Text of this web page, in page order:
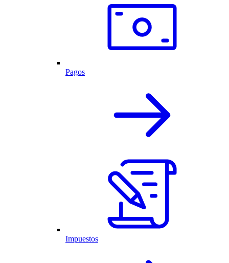
Pagos
Impuestos